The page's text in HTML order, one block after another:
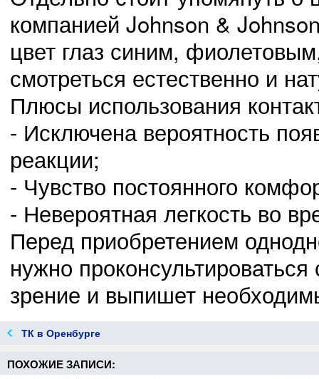
0
02.11.14
Защита своей Родины должна стать долгом
0
02.11.14
23:40:00
Новое поколение обязано жизнью участникам ВОВ
компанией Johnson &
цвет глаз синим,
смотреться естественно и
Плюсы использования
- Исключена вероятность
реакции;
- Чувство постоянного
- Невероятная легкость во
Перед приобретением
нужно
зрение и выпишет
ТК в Оренбурге
ПОХОЖИЕ ЗАПИСИ: